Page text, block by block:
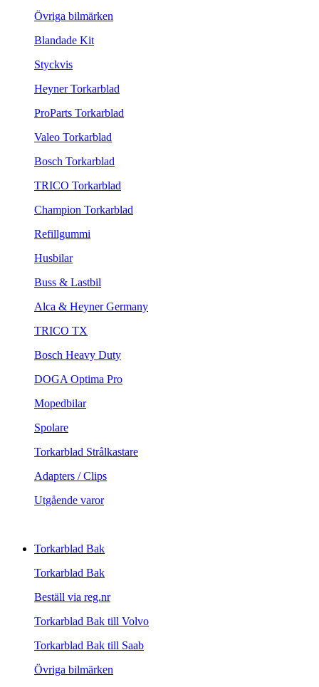
Övriga bilmärken
Blandade Kit
Styckvis
Heyner Torkarblad
ProParts Torkarblad
Valeo Torkarblad
Bosch Torkarblad
TRICO Torkarblad
Champion Torkarblad
Refillgummi
Husbilar
Buss & Lastbil
Alca & Heyner Germany
TRICO TX
Bosch Heavy Duty
DOGA Optima Pro
Mopedbilar
Spolare
Torkarblad Strålkastare
Adapters / Clips
Utgående varor
Torkarblad Bak
Torkarblad Bak
Beställ via reg.nr
Torkarblad Bak till Volvo
Torkarblad Bak till Saab
Övriga bilmärken